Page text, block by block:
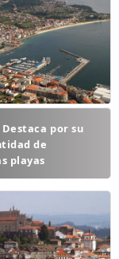
Destaca por su
de
playas